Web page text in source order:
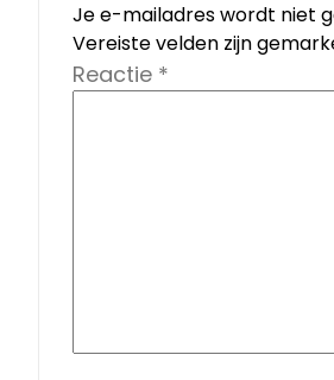
Je e-mailadres wordt niet
Vereiste velden zijn
Reactie *